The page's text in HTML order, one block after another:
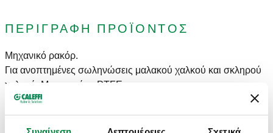
ΠΕΡΙΓΡΑΦΉ ΠΡΟΪΌΝΤΟΣ
Μηχανικό ρακόρ.
Για ανοπτημένες σωληνώσεις μαλακού χαλκού και σκληρού
χαλκού. Με τσιμούχα PTFE.
ΤΕΧΝΙΚΆ ΣΤΟΙΧΕΊΑ